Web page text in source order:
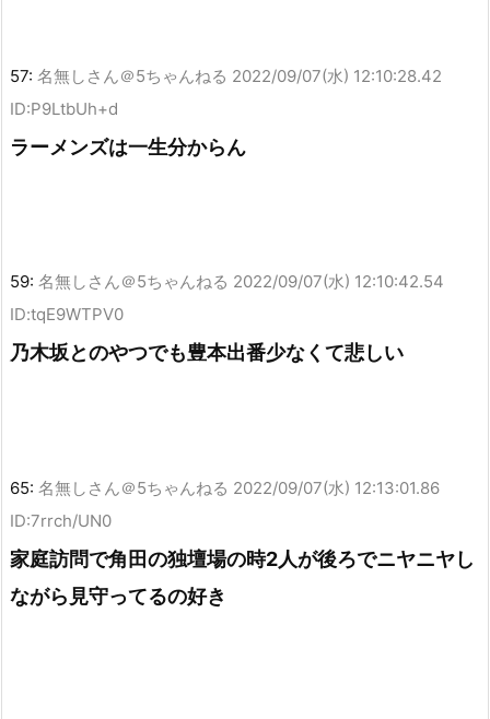
57: 名無しさん＠5ちゃんねる 2022/09/07(水) 12:10:28.42
ID:P9LtbUh+d
ラーメンズは一生分からん
59: 名無しさん＠5ちゃんねる 2022/09/07(水) 12:10:42.54
ID:tqE9WTPV0
乃木坂とのやつでも豊本出番少なくて悲しい
65: 名無しさん＠5ちゃんねる 2022/09/07(水) 12:13:01.86
ID:7rrch/UN0
家庭訪問で角田の独壇場の時2人が後ろでニヤニヤし
ながら見守ってるの好き